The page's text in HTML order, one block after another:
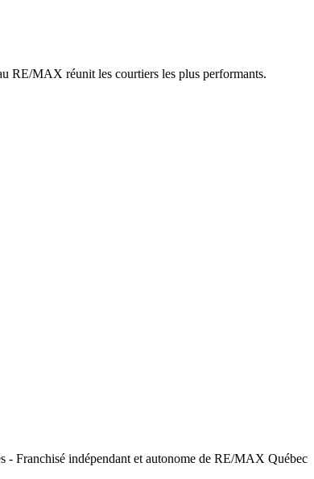
RE/MAX réunit les courtiers les plus performants.
indépendant et autonome de RE/MAX Québec